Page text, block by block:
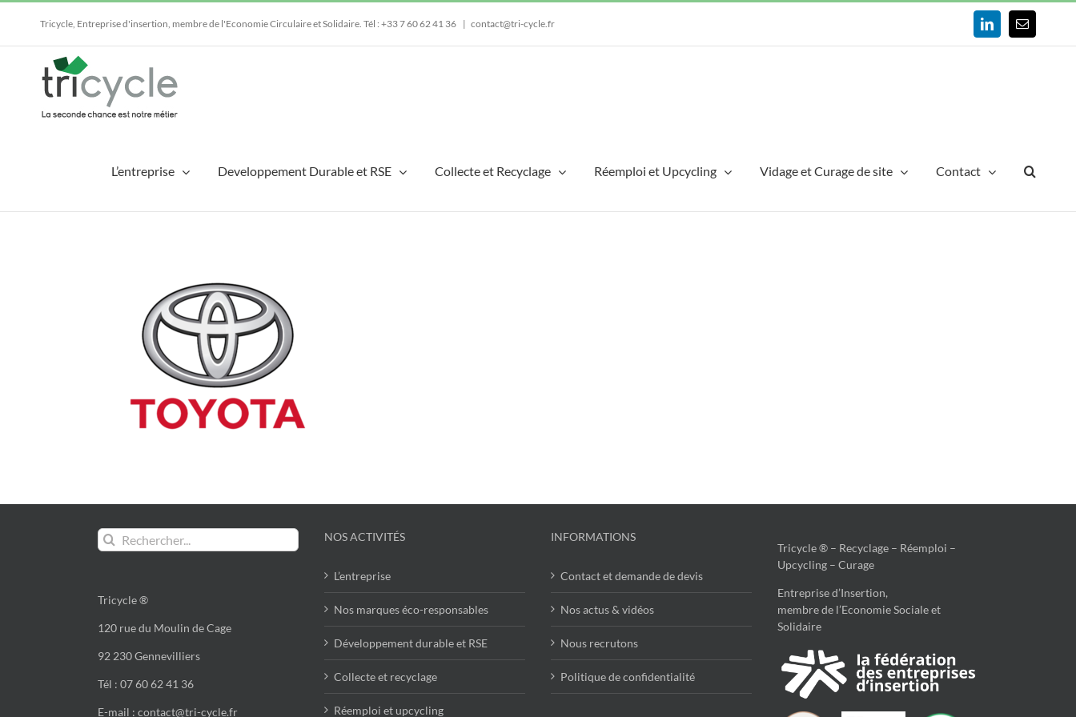
Tricycle, Entreprise d'insertion, membre de l'Economie Circulaire et Solidaire. Tél : +33 7 60 62 41 36 | contact@tri-cycle.fr LinkedInEmail
L’entreprise Developpement Durable et RSE Collecte et Recyclage Réemploi et Upcycling Vidage et Curage de site Contact
Rechercher:
Tricycle ®
120 rue du Moulin de Cage
92 230 Gennevilliers
Tél : 07 60 62 41 36
E-mail : contact@tri-cycle.fr
NOS ACTIVITÉS
L’entreprise
Nos marques éco-responsables
Développement durable et RSE
Collecte et recyclage
Réemploi et upcycling
INFORMATIONS
Contact et demande de devis
Nos actus & vidéos
Nous recrutons
Politique de confidentialité
Tricycle ® – Recyclage – Réemploi –
Upcycling – Curage
Entreprise d’Insertion,
membre de l’Economie Sociale et
Solidaire